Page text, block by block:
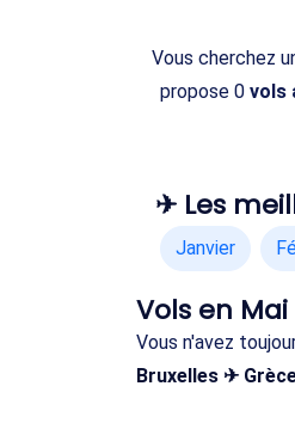
Vous cherchez
propose 0 vols
✈ Les
Janvier
Vols en
Vous n'avez
Bruxelles ✈